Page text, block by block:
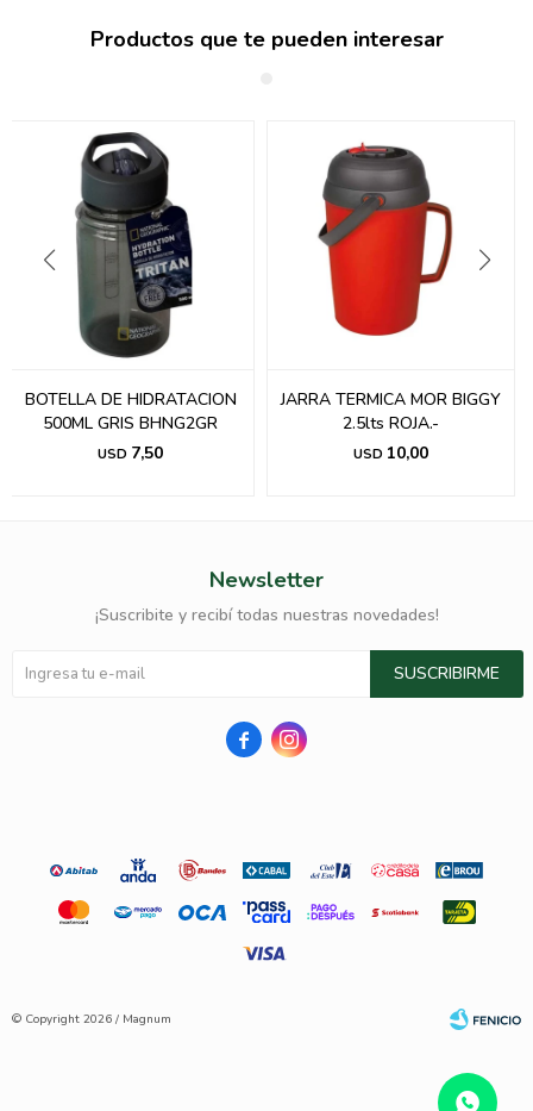
Productos que te pueden interesar
BOTELLA DE HIDRATACION
500ML GRIS BHNG2GR
USD 7,50
JARRA TERMICA MOR BIGGY
2.5lts ROJA.-
USD 10,00
Newsletter
¡Suscribite y recibí todas nuestras novedades!
SUSCRIBIRME
 
© Copyright 2026 / Magnum